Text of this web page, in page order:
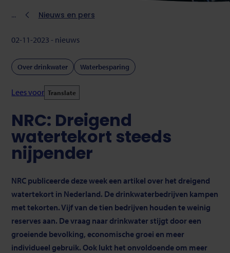
Kruimelpad
Nieuws en pers
02-11-2023 - nieuws
Over drinkwater Waterbesparing
Lees voor Translate
NRC: Dreigend
watertekort steeds
nijpender
NRC publiceerde deze week een artikel over het dreigend
watertekort in Nederland. De drinkwaterbedrijven kampen
met tekorten. Vijf van de tien bedrijven houden te weinig
reserves aan. De vraag naar drinkwater stijgt door een
groeiende bevolking, economische groei en meer
individueel gebruik. Ook lukt het onvoldoende om meer